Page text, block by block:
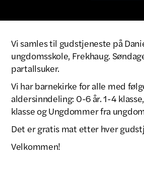
Vi samles til gudstjeneste på
ungdomsskole, Frekhaug.
partallsuker.
Vi har barnekirke for alle med
aldersinndeling: 0-6 år. 1-4
klasse og Ungdommer fra
Det er gratis mat etter hver
Velkommen!